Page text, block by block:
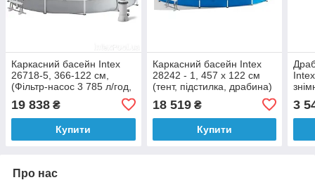
Каркасний басейн Intex
26718-5, 366-122 см,
(Фільтр-насос 3 785 л/год,
19 838 ₴
Купити
Каркасний басейн Intex
28242 - 1, 457 x 122 см
(тент, підстилка, драбина)
18 519₴
Купити
3
Про нас